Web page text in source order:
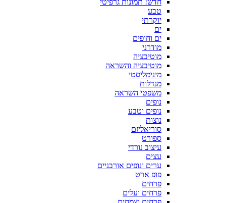
טבע
יוקרתי
ים
ים וחופים
מודרני
מוטיבציה
מוטיבציה והשראה
מינימליסטי
מנדלות
משפטי השראה
נופים
נופים וטבע
נוצות
סוריאליזם
ספורט
עיצוב נורדי
עצים
ערים ונופים אורבניים
פופ ארט
פרחים
פרחים ועלים